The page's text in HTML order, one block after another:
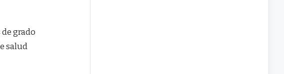
grado
salud